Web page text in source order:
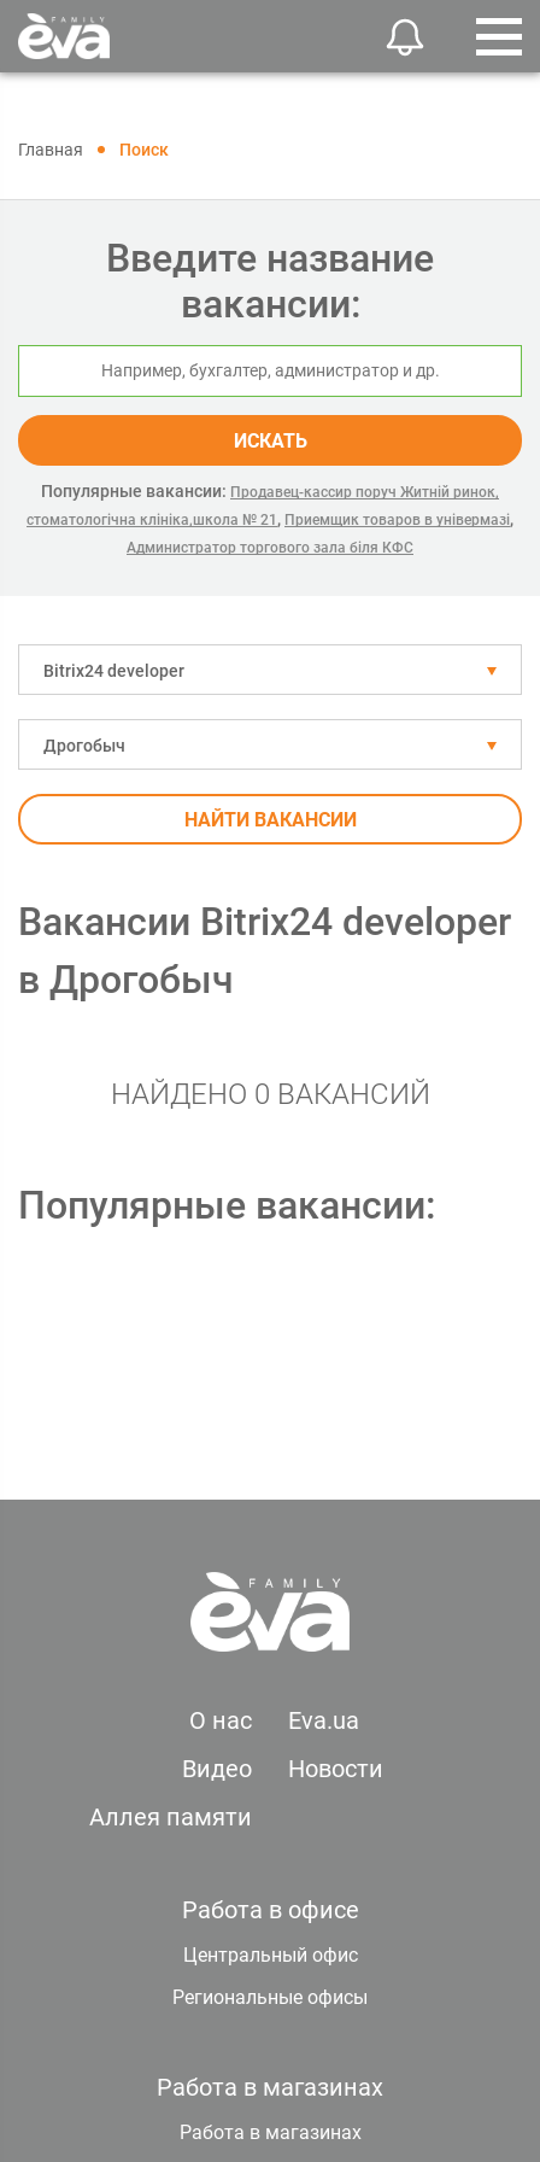
Главная Поиск
Введите название
вакансии:
ИСКАТЬ
Популярные вакансии: Продавец-кассир поруч Житній ринок,
стоматологічна клініка,школа № 21 , Приемщик товаров в універмазі,
Администратор торгового зала біля КФС
Bitrix24 developer
Дрогобыч
НАЙТИ ВАКАНСИИ
Вакансии Bitrix24 developer
в Дрогобыч
НАЙДЕНО 0 ВАКАНСИЙ
Популярные вакансии:
О нас
Eva.ua
Видео
Новости
Аллея памяти
Работа в офисе
Центральный офис
Региональные офисы
Работа в магазинах
Работа в магазинах